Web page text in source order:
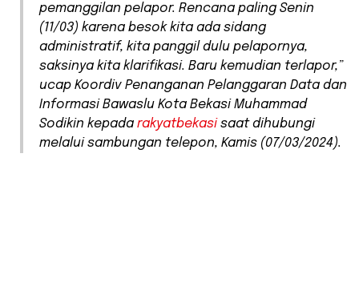
pemanggilan pelapor. Rencana paling Senin
(11/03) karena besok kita ada sidang
administratif, kita panggil dulu pelapornya,
saksinya kita klarifikasi. Baru kemudian terlapor,”
ucap Koordiv Penanganan Pelanggaran Data dan
Informasi Bawaslu Kota Bekasi Muhammad
Sodikin kepada rakyatbekasi saat dihubungi
melalui sambungan telepon, Kamis (07/03/2024).